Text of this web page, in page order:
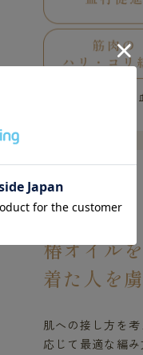
※上記は遠赤外線
椿オイル
着た人を
肌への接し方を
応じて最適な編み